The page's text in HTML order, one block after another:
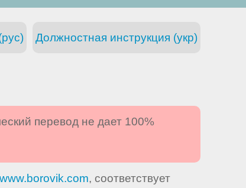
Должностная инструкция (укр)
перевод не дает 100%
www.borovik.com, соответствует